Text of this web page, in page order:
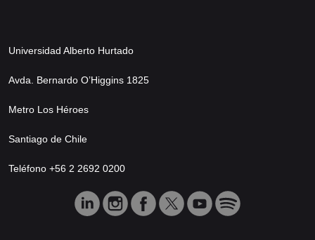
Universidad Alberto Hurtado
Avda. Bernardo O’Higgins 1825
Metro Los Héroes
Santiago de Chile
Teléfono +56 2 2692 0200